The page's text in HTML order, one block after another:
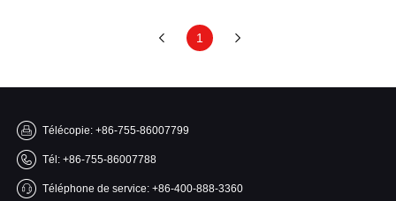
1
Télécopie: +86-755-86007799
Tél: +86-755-86007788
Téléphone de service: +86-400-888-3360